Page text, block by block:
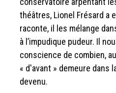
théâtres, Lionel Frésard
raconte, il les mélange
à l’impudique pudeur. Il
conscience de combien,
« d'avant » demeure dans
devenu.